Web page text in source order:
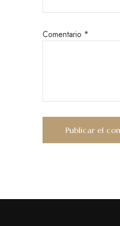
Comentario *